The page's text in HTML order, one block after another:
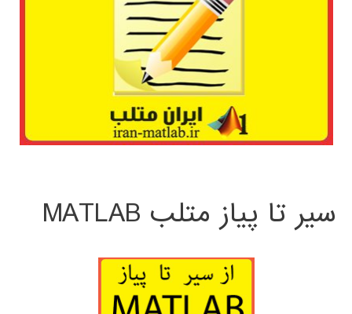
سیر تا پیاز متلب MATLAB